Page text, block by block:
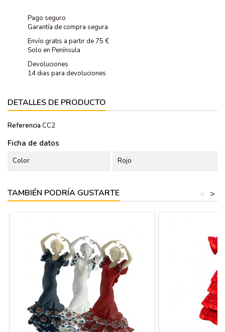
Pago seguro
Garantía de compra segura
Envío gratis a partir de 75 €
Solo en Península
Devoluciones
14 dias para devoluciones
DETALLES DE PRODUCTO
Referencia CC2
Ficha de datos
Color Rojo
TAMBIÉN PODRÍA GUSTARTE >
<